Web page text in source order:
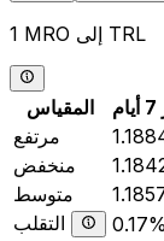
1 MRO إلى TRL
المقياس
مرتفع
منخفض
متوسط
التقلب
0.17%